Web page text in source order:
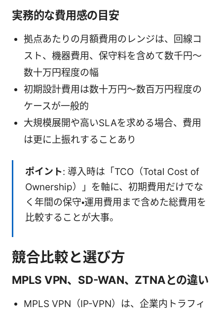
実務的な費用感の目安
拠点あたりの月額費用のレンジは、回線コ
スト、機器費用、保守料を含めて数千円〜
数十万円程度の幅
初期設計費用は数十万円〜数百万円程度の
ケースが一般的
大規模展開や高いSLAを求める場合、費用
は更に上振れすることあり
ポイント: 導入時は「TCO（Total Cost of
Ownership）」を軸に、初期費用だけでな
く年間の保守・運用費用まで含めた総費用を
比較することが大事。
競合比較と選び方
MPLS VPN、SD-WAN、ZTNAとの違い
MPLS VPN（IP-VPN）は、企業内トラフィ